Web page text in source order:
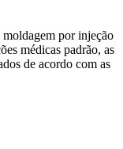
por injeção
médicas padrão, as
de acordo com as